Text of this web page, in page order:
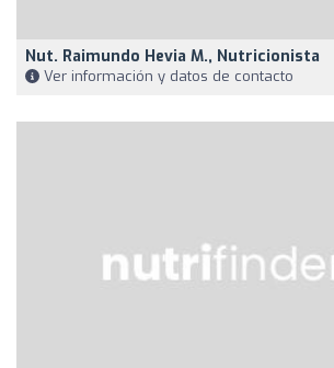
Nut. Raimundo Hevia M., Nutricionista
Ver información y datos de contacto